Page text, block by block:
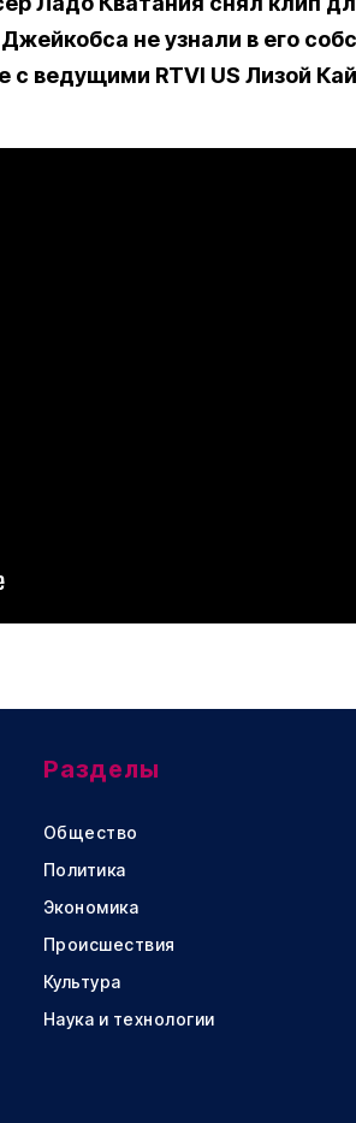
не узнали в его
с ведущими RTVI US Лизой
Разделы
Общество
Политика
Экономика
Происшествия
Культура
Наука и технологии